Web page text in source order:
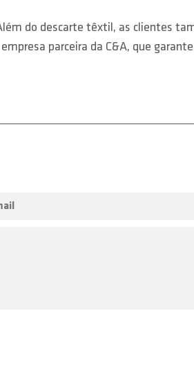
do descarte têxtil, as clientes
parceira da C&A, que